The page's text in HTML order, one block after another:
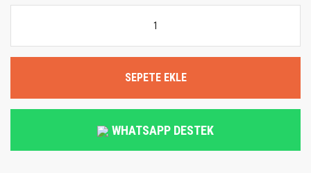
SEPETE EKLE
WHATSAPP DESTEK